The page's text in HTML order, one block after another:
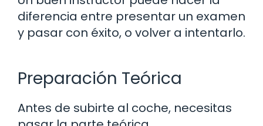
diferencia entre presentar un examen
y pasar con éxito, o volver a intentarlo.
Preparación Teórica
Antes de subirte al coche, necesitas